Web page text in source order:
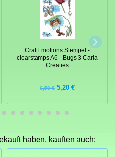
CraftEmotions Stempel -
clearstamps A6 - Bugs 3 Carla
Creaties
6,50 € 5,20 €
haben, kauften auch: